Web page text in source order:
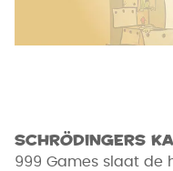
Schrödingers
999 Games slaat de